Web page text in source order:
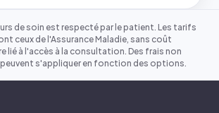
de soin est respecté par le patient. Les tarifs
ceux de l'Assurance Maladie, sans coût
lié à l'accès à la consultation. Des frais non
s'appliquer en fonction des options.